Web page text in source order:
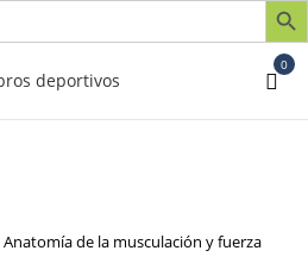
0
Anatomía de la musculación y fuerza